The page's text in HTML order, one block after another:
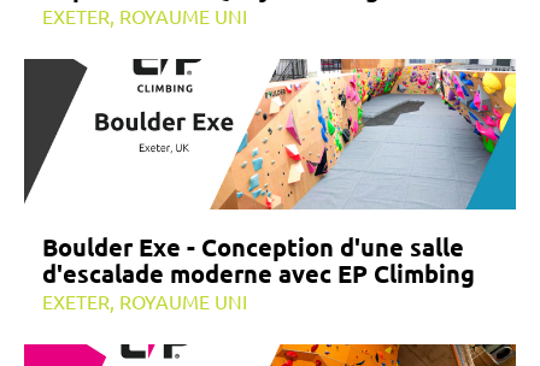
EXETER, ROYAUME UNI
Boulder Exe - Conception d'une salle
d'escalade moderne avec EP Climbing
EXETER, ROYAUME UNI